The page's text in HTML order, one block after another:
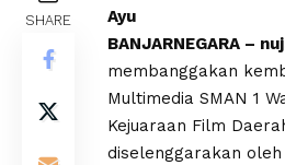
SHARE
Ayu
‎BANJARNEGARA –
membanggakan
Multimedia SMAN 1
Kejuaraan Film
diselenggarakan